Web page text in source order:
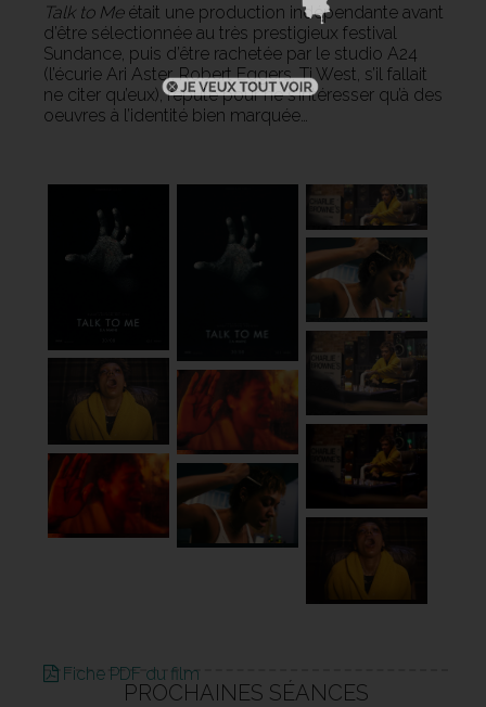
Talk to Meétait une production indépendante avant
d’être sélectionnée au très prestigieux festival
Sundance, puis d’être rachetée par le studio A24
(l’écurie Ari Aster, Robert Eggers, Ti West, s’il fallait
ne citer qu’eux), réputé pour ne s’intéresser qu’à des
oeuvres à l’identité bien marquée…
Fiche PDF du film
PROCHAINES SÉANCES